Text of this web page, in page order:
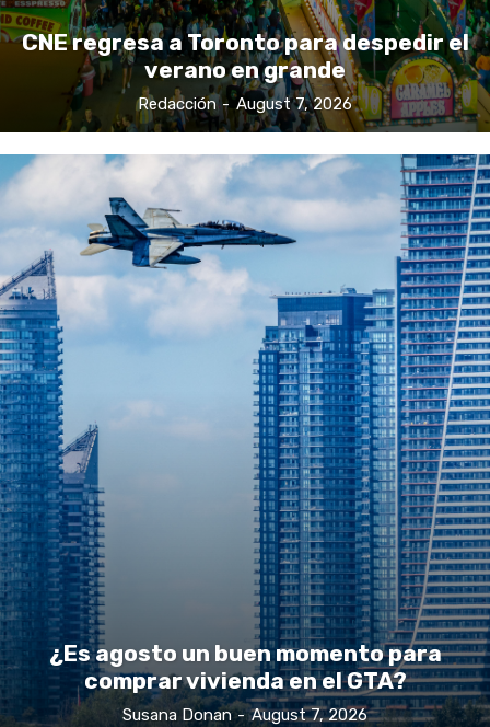
CNE regresa a Toronto para despedir el
verano en grande
Redacción - August 7, 2026
¿Es agosto un buen momento para
comprar vivienda en el GTA?
Susana Donan - August 7, 2026